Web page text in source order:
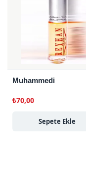
Muhammedi
₺70,00
Sepete Ekle